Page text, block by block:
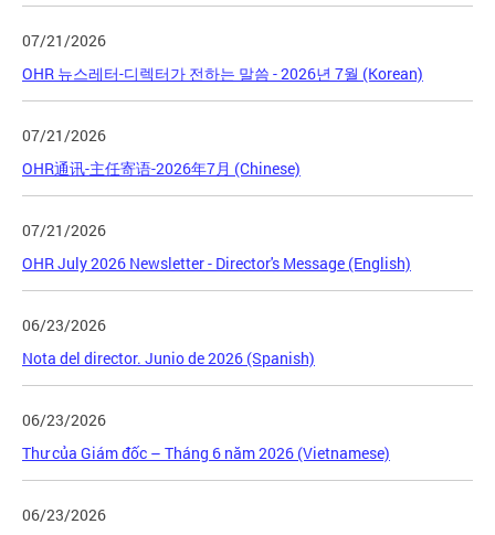
07/21/2026
OHR 뉴스레터-디렉터가 전하는 말씀 - 2026년 7월 (Korean)
07/21/2026
OHR通讯-主任寄语-2026年7月 (Chinese)
07/21/2026
OHR July 2026 Newsletter - Director's Message (English)
06/23/2026
Nota del director. Junio de 2026 (Spanish)
06/23/2026
Thư của Giám đốc – Tháng 6 năm 2026 (Vietnamese)
06/23/2026